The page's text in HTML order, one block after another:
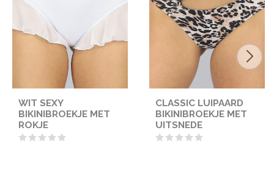
WIT SEXY
BIKINIBROEKJE MET
ROKJE
CLASSIC LUIPAARD
BIKINIBROEKJE MET
UITSNEDE